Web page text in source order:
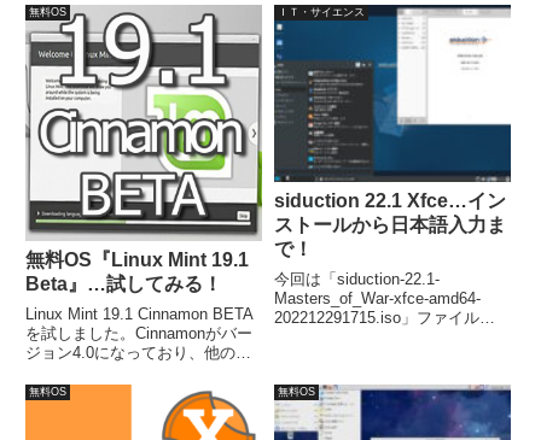
マンドで Fcitx をインストールし
ました。
本語入力についても特に設定不要
でした。
無料OS
無料OS『Linux Mint 19.1
Beta』…試してみる！
Linux Mint 19.1 Cinnamon BETA
を試しました。Cinnamonがバー
ジョン4.0になっており、他の変
ネージャ・ソフトウェアソース・
入力メソッド・XAppsの改善・背
景コレクションの追加などが変更
ＩＴ・サイエンス
siduction 22.1 Xfce…イン
ストールから日本語入力ま
で！
今回は「siduction-22.1-
Masters_of_War-xfce-amd64-
202212291715.iso」ファイルを
インストールが必要でした。
無料OS 無料OS